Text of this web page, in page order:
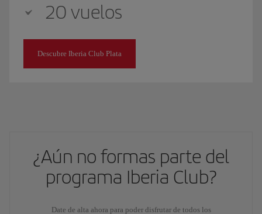
20 vuelos
Descubre Iberia Club Plata
¿Aún no formas parte del
programa Iberia Club?
Date de alta ahora para poder disfrutar de todos los